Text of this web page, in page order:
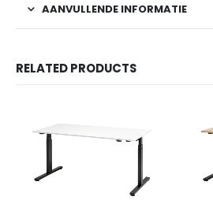
AANVULLENDE INFORMATIE
RELATED PRODUCTS